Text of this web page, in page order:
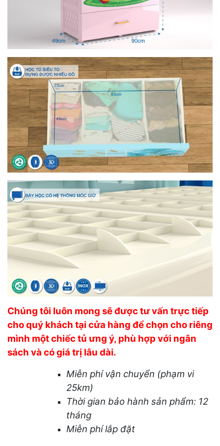
Chúng tôi luôn mong sẽ được tư vấn trực tiếp
cho quý khách tại cửa hàng để chọn cho riêng
mình một chiếc tủ ưng ý, phù hợp với ngân
sách và có giá trị lâu dài.
Miễn phí vận chuyển (phạm vi
25km)
Thời gian bảo hành sản phẩm: 12
tháng
Miễn phí lắp đặt